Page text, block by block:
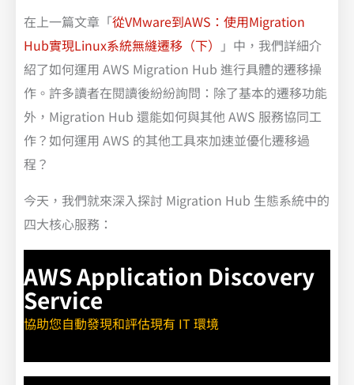
在上一篇文章「從VMware到AWS：使用Migration
Hub實現Linux系統無縫遷移（下）
」中，我們詳細介
紹了如何運用 AWS Migration Hub 進行具體的遷移操
作。許多讀者在閱讀後紛紛詢問：除了基本的遷移功能
外，Migration Hub 還能如何與其他 AWS 服務協同工
作？如何運用 AWS 的其他工具來加速並優化遷移過
程？
今天，我們就來深入探討 Migration Hub 生態系統中的
四大核心服務：
AWS Application Discovery
Service
協助您自動發現和評估現有 IT 環境